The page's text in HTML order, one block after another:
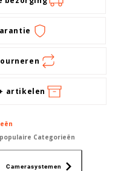
artikelen
Categorieën
Camerasystemen